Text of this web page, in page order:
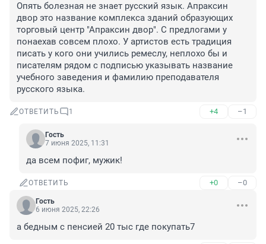
Опять болезная не знает русский язык. Апраксин
двор это название комплекса зданий образующих
торговый центр "Апраксин двор". С предлогами у
понаехав совсем плохо. У артистов есть традиция
писать у кого они учились ремеслу, неплохо бы и
писателям рядом с подписью указывать название
учебного заведения и фамилию преподавателя
русского языка.
ОТВЕТИТЬ 1 +4 –1
Гость
7 июня 2025, 11:31
да всем пофиг, мужик!
ОТВЕТИТЬ +0 –0
Гость
6 июня 2025, 22:26
а бедным с пенсией 20 тыс где покупать7